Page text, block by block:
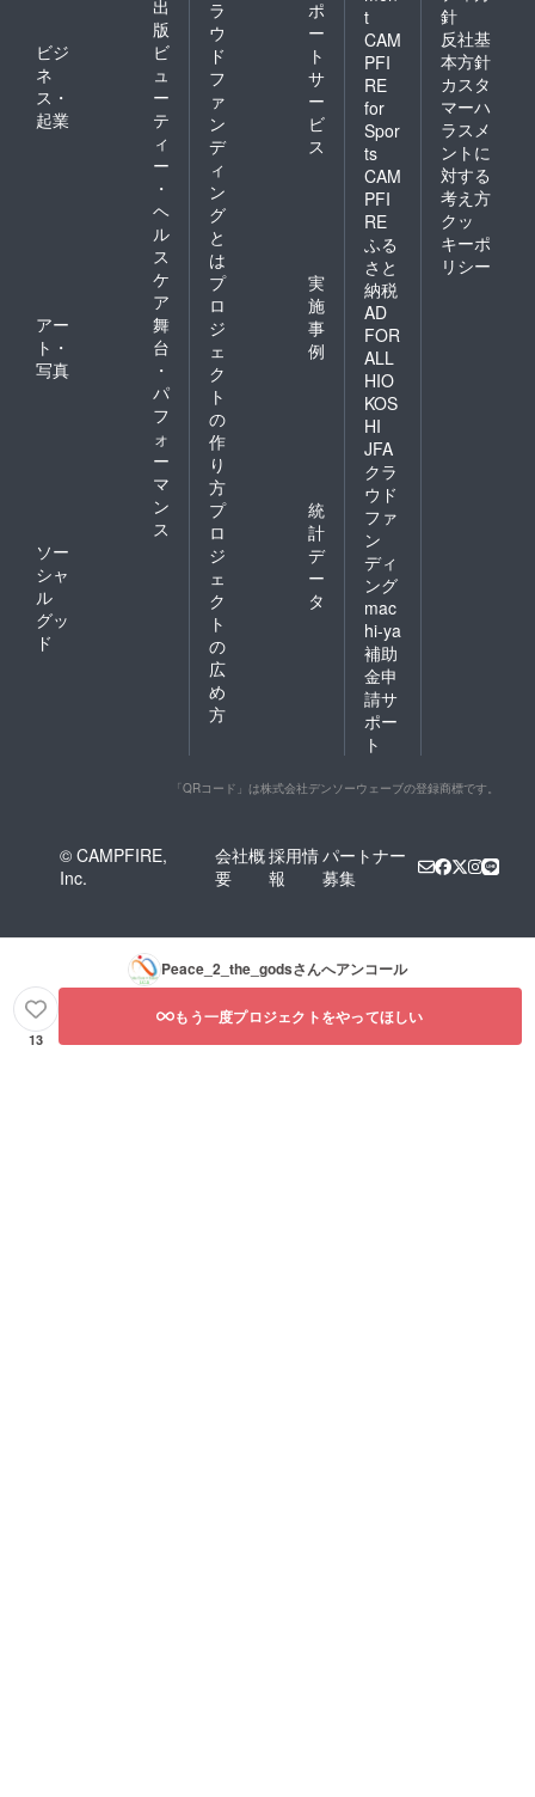
出
版
ビジ
ネ
ス・
起業
ビ
ュ
ー
テ
ィ
ー
・
ヘ
ル
ス
ケ
ア
アー
ト・
写真
舞
台
・
パ
フ
ォ
ー
マ
ン
ス
ソー
シャ
ル
グッ
ド
ラ
ウ
ド
フ
ァ
ン
デ
ィ
ン
グ
と
は
ポ
ー
ト
サ
ー
ビ
ス
プ
ロ
ジ
ェ
ク
ト
の
作
り
方
実
施
事
例
プ
ロ
ジ
ェ
ク
ト
の
広
め
方
統
計
デ
ー
タ
t
CAM
PFI
RE
for
Spor
ts
CAM
PFI
RE
ふる
さと
納税
AD
FOR
ALL
HIO
KOS
HI
JFA
クラ
ウド
ファ
ン
ディ
ング
mac
hi-ya
補助
金申
請サ
ポー
ト
針
反社基
本方針
カスタ
マーハ
ラスメ
ントに
対する
考え方
クッ
キーポ
リシー
「QRコード」は株式会社デンソーウェーブの登録商標です。
© CAMPFIRE,
Inc.
会社概
要
採用情
報
パートナー
募集
Peace_2_the_godsさんへアンコール
13
もう一度プロジェクトをやってほしい